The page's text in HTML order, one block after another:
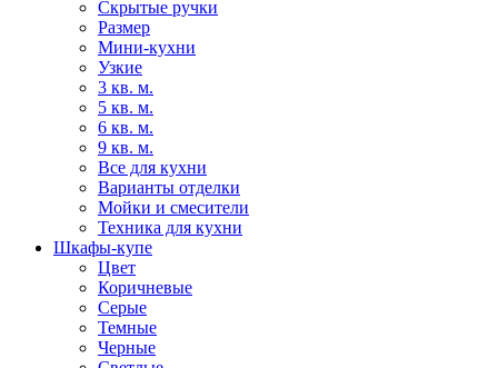
Скрытые ручки
Размер
Мини-кухни
Узкие
3 кв. м.
5 кв. м.
6 кв. м.
9 кв. м.
Все для кухни
Варианты отделки
Мойки и смесители
Техника для кухни
Шкафы-купе
Цвет
Коричневые
Серые
Темные
Черные